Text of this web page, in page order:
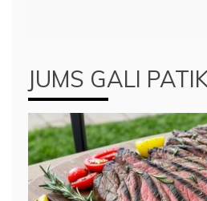
JUMS GALI